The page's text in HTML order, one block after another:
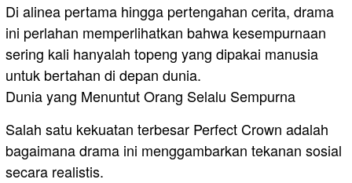
Di alinea pertama hingga pertengahan cerita, drama
ini perlahan memperlihatkan bahwa kesempurnaan
sering kali hanyalah topeng yang dipakai manusia
untuk bertahan di depan dunia.
Dunia yang Menuntut Orang Selalu Sempurna
Salah satu kekuatan terbesar Perfect Crown adalah
bagaimana drama ini menggambarkan tekanan sosial
secara realistis.